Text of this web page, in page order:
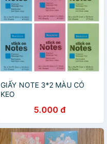
GIẤY NOTE 3*2 MÀU CÓ
KEO
5.000 đ